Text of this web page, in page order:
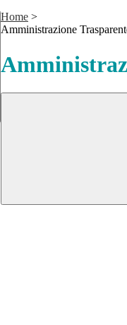
Home >
Amministrazione